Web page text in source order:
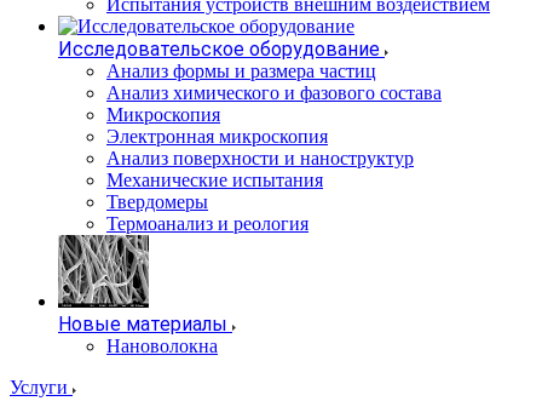
Испытания устройств внешним воздействием
Исследовательское оборудование
Анализ формы и размера частиц
Анализ химического и фазового состава
Микроскопия
Электронная микроскопия
Анализ поверхности и наноструктур
Механические испытания
Твердомеры
Термоанализ и реология
Новые материалы
Нановолокна
Услуги